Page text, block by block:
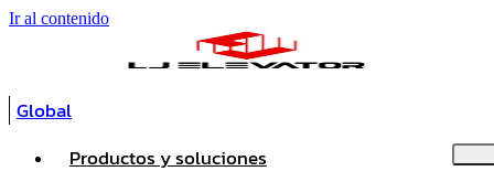
Ir al contenido
Global
Productos y soluciones